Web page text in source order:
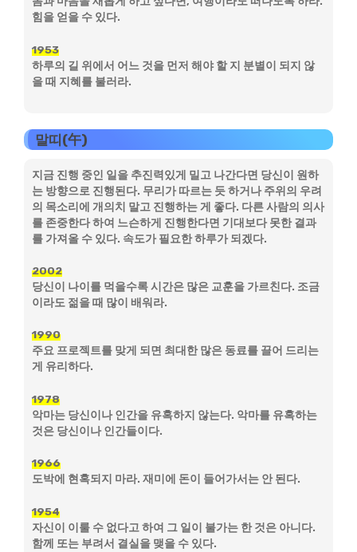
힘을 얻을 수 있다.
1953
하루의 길 위에서 어느 것을 먼저 해야 할 지 분별이 되지 않
을 때 지혜를 불러라.
말띠(午)
지금 진행 중인 일을 추진력있게 밀고 나간다면 당신이 원하
는 방향으로 진행된다. 무리가 따르는 듯 하거나 주위의 우려
의 목소리에 개의치 말고 진행하는 게 좋다. 다른 사람의 의사
를 존중한다 하여 느슨하게 진행한다면 기대보다 못한 결과
를 가져올 수 있다. 속도가 필요한 하루가 되겠다.
2002
당신이 나이를 먹을수록 시간은 많은 교훈을 가르친다. 조금
이라도 젊을 때 많이 배워라.
1990
주요 프로젝트를 맞게 되면 최대한 많은 동료를 끌어 드리는
게 유리하다.
1978
악마는 당신이나 인간을 유혹하지 않는다. 악마를 유혹하는
것은 당신이나 인간들이다.
1966
도박에 현혹되지 마라. 재미에 돈이 들어가서는 안 된다.
1954
자신이 이룰 수 없다고 하여 그 일이 불가는 한 것은 아니다.
함께 또는 부려서 결실을 맺을 수 있다.